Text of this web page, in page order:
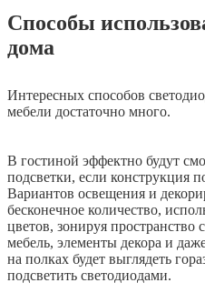
Способы
дома
Интересных способов
мебели достаточно много.
В гостиной эффектно будут
подсветки, если конструкция
Вариантов освещения и
бесконечное количество,
цветов, зонируя пространство
мебель, элементы декора и
на полках будет выглядеть
подсветить светодиодами.